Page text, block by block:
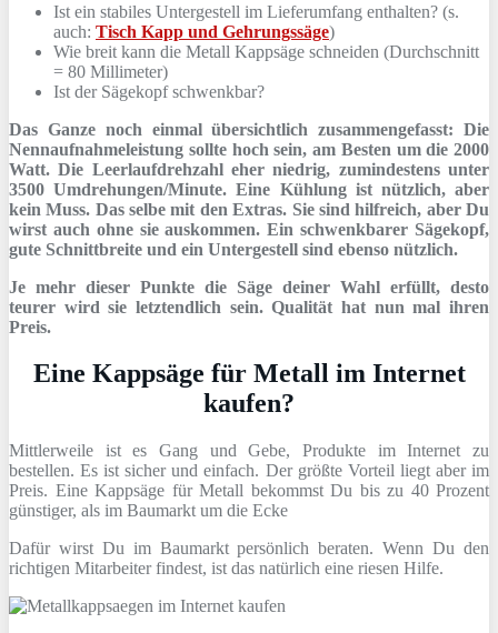
Ist ein stabiles Untergestell im Lieferumfang enthalten? (s.
auch: Tisch Kapp und Gehrungssäge)
Wie breit kann die Metall Kappsäge schneiden (Durchschnitt
= 80 Millimeter)
Ist der Sägekopf schwenkbar?
Das Ganze noch einmal übersichtlich zusammengefasst: Die
Nennaufnahmeleistung sollte hoch sein, am Besten um die 2000
Watt. Die Leerlaufdrehzahl eher niedrig, zumindestens unter
3500 Umdrehungen/Minute. Eine Kühlung ist nützlich, aber
kein Muss. Das selbe mit den Extras. Sie sind hilfreich, aber Du
wirst auch ohne sie auskommen. Ein schwenkbarer Sägekopf,
gute Schnittbreite und ein Untergestell sind ebenso nützlich.
Je mehr dieser Punkte die Säge deiner Wahl erfüllt, desto
teurer wird sie letztendlich sein. Qualität hat nun mal ihren
Preis.
Eine Kappsäge für Metall im Internet
kaufen?
Mittlerweile ist es Gang und Gebe, Produkte im Internet zu
bestellen. Es ist sicher und einfach. Der größte Vorteil liegt aber im
Preis. Eine Kappsäge für Metall bekommst Du bis zu 40 Prozent
günstiger, als im Baumarkt um die Ecke
Dafür wirst Du im Baumarkt persönlich beraten. Wenn Du den
richtigen Mitarbeiter findest, ist das natürlich eine riesen Hilfe.